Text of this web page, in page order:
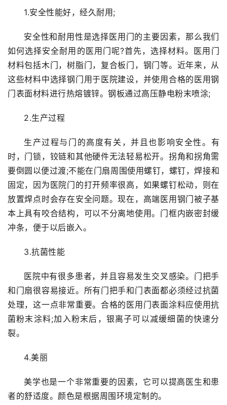
首
户
门
卧
室
门
庭
院
大
门
登录 注册
1.安全性能好，经久耐用;
安全性和耐用性是选择医用门的主要因素，那么我们
如何选择安全耐用的医用门呢?首先，选择材料。医用门
材料包括木门，树脂门，复合板门，钢门等。近年来，从
这些材料中选择钢门用于医院建设，并使用合格的医用钢
门表面材料进行热熔镀锌。钢板通过高压静电粉末喷涂;
2.生产过程
生产过程与门的高度有关，并且也影响安全性。有
时，门锁，铰链和其他硬件无法轻易松开。拐角和拐角需
要倒圆以便过渡;不能在门扇周围使用螺钉，螺钉，焊接和
固定，因为医院门的打开频率很高，如果螺钉松动，则在
放置焊点时会存在安全问题。现在，高端医用钢门被子基
本上具有咬合结构，可以不分离地使用。门框内嵌密封缓
冲条，便于以后嵌入。
3.抗菌性能
医院中有很多患者，并且容易发生交叉感染。门把手
和门扇很容易接近。所有门把手和门表面都必须经过抗菌
处理，这一点非常重要。合格的医用门表面涂料应使用抗
菌粉末涂料;加入粉末后，银离子可以减缓细菌的快速分
裂。
4.美丽
美学也是一个非常重要的因素，它可以提高医生和患
者的舒适度。颜色是根据周围环境定制的。